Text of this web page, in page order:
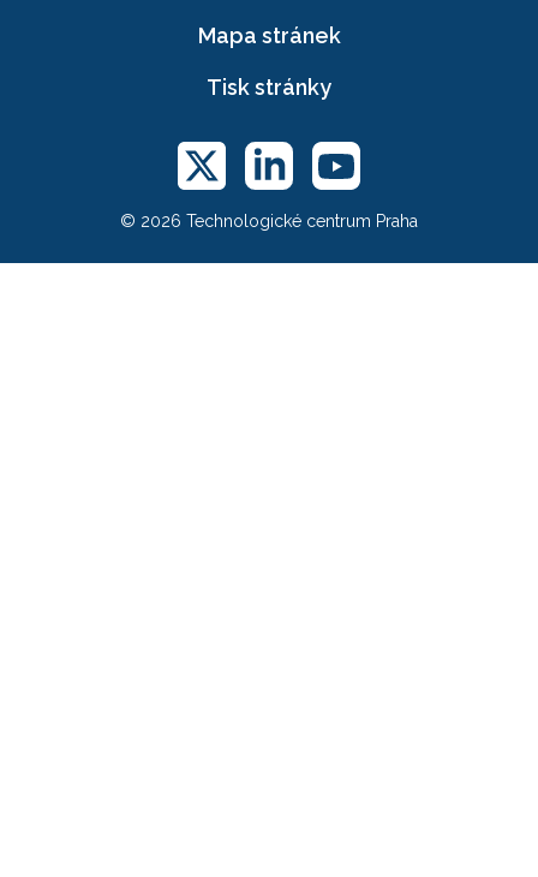
Mapa stránek
Tisk stránky
© 2026 Technologické centrum Praha